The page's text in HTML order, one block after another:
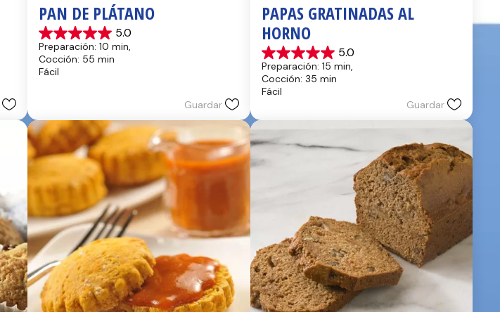
PAN DE PLÁTANO
5.0
5.0
de
5
estrellas.
Preparación: 10 min,
Cocción: 55 min
Fácil
Guardar
PAPAS GRATINADAS AL
HORNO
5.0
5.0
de
5
estrellas.
reseñas
Preparación: 15 min,
Cocción: 35 min
Fácil
Guardar